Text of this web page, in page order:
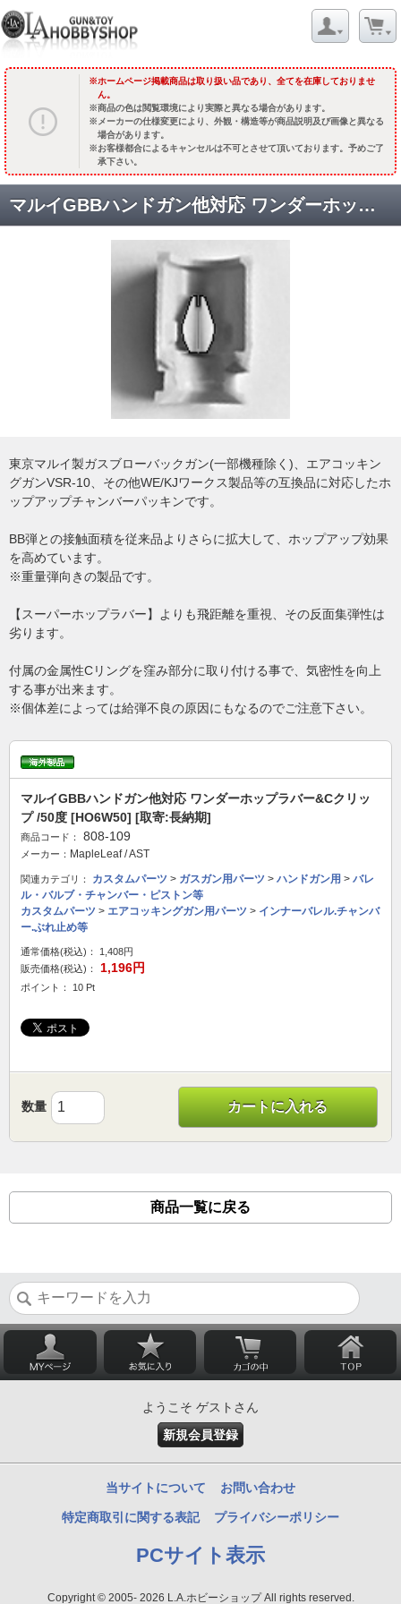
ホームページ掲載商品は取り扱い品であり、全てを在庫しておりませ
ん。
商品の色は閲覧環境により実際と異なる場合があります。
メーカーの仕様変更により、外観・構造等が商品説明及び画像と異なる
場合があります。
お客様都合によるキャンセルは不可とさせて頂いております。予めご了
承下さい。
マルイGBBハンドガン他対応 ワンダーホップラバー&Cクリップ /50度 [HO6W50] [取寄:長納期]
東京マルイ製ガスブローバックガン(一部機種除く)、エアコッキン
グガンVSR-10、その他WE/KJワークス製品等の互換品に対応したホ
ップアップチャンバーパッキンです。
BB弾との接触面積を従来品よりさらに拡大して、ホップアップ効果
を高めています。
※重量弾向きの製品です。
【スーパーホップラバー】よりも飛距離を重視、その反面集弾性は
劣ります。
付属の金属性Cリングを窪み部分に取り付ける事で、気密性を向上
する事が出来ます。
※個体差によっては給弾不良の原因にもなるのでご注意下さい。
マルイGBBハンドガン他対応 ワンダーホップラバー&Cクリッ
プ /50度 [HO6W50] [取寄:長納期]
商品コード： 808-109
メーカー： MapleLeaf / AST
関連カテゴリ： カスタムパーツ > ガスガン用パーツ > ハンドガン用 > バレ
ル・バルブ・チャンバー・ピストン等
カスタムパーツ > エアコッキングガン用パーツ > インナーバレル.チャンバ
ー.ぶれ止め等
通常価格(税込)：
1,408円
販売価格(税込)：
1,196円
ポイント： 10 Pt
数量 カートに入れる
商品一覧に戻る
ようこそ ゲストさん
新規会員登録
当サイトについて お問い合わせ
特定商取引に関する表記 プライバシーポリシー
PCサイト表示
Copyright © 2005- 2026 L.A.ホビーショップ All rights reserved.